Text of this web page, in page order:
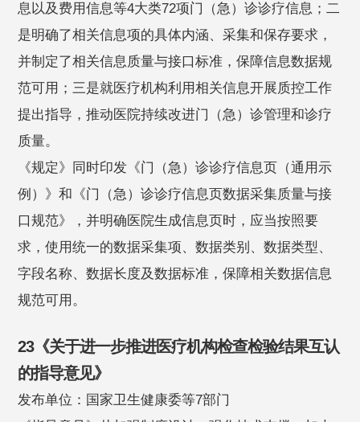
息以及费用信息等4大类72项门（急）诊诊疗信息；二
是明确了相关信息项的具体内涵、采集和保存要求，
并制定了相关信息质量与接口标准，保障信息数据规
范可用；三是就医疗机构利用相关信息开展质控工作
提出指导，推动医院持续改进门（急）诊管理和诊疗
质量。
《规定》同时印发《门（急）诊诊疗信息页（通用示
例）》和《门（急）诊诊疗信息页数据采集质量与接
口规范》，并明确医院生成信息页时，应当按照要
求，使用统一的数据采集项、数据类别、数据类型、
字段名称、数据长度及数据标准，保障相关数据信息
规范可用。
23《关于进一步推进医疗机构检查检验结果互认
的指导意见》
发布单位：国家卫生健康委等7部门